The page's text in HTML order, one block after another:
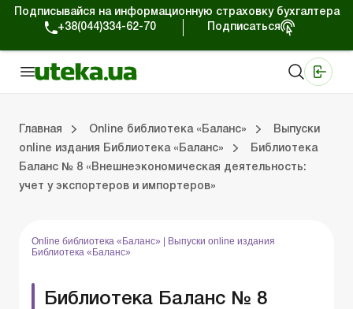
Подписывайся на информационную страховку бухгалтера
+38(044)334-62-70
Подписаться
Главная Online библиотека «Баланс»
Выпуски
online издания Библиотека «Баланс»
Библиотека
Баланс № 8 «Внешнеэкономическая деятельность:
учет у экспортеров и импортеров»
Online библиотека «Баланс»
Выпуски online издания
Библиотека «Баланс»
Библиотека Баланс № 8